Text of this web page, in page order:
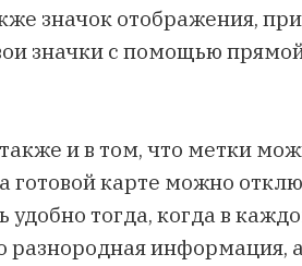
значок отображения,
значки с помощью
и в том, что метки
готовой карте можно
тогда, когда в
разнородная информация,